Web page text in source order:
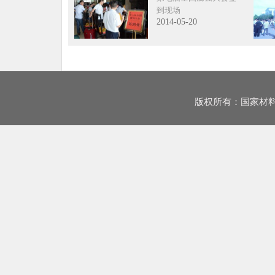
到现场
2014-05-20
版权所有：国家材